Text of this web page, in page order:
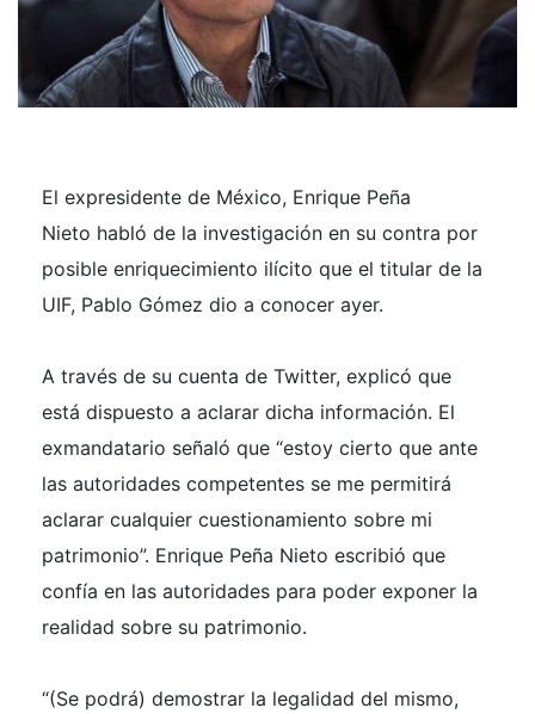
El expresidente de México, Enrique Peña
Nieto habló de la investigación en su contra por
posible enriquecimiento ilícito que el titular de la
UIF, Pablo Gómez dio a conocer ayer.
A través de su cuenta de Twitter, explicó que
está dispuesto a aclarar dicha información. El
exmandatario señaló que “estoy cierto que ante
las autoridades competentes se me permitirá
aclarar cualquier cuestionamiento sobre mi
patrimonio”. Enrique Peña Nieto escribió que
confía en las autoridades para poder exponer la
realidad sobre su patrimonio.
“(Se podrá) demostrar la legalidad del mismo,